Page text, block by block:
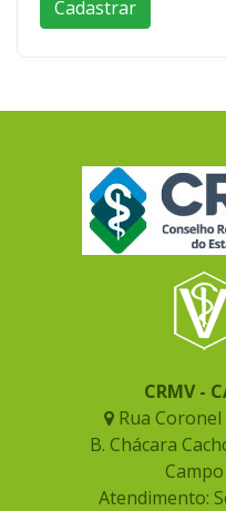
CRMV -
Rua Coronel
B. Chácara
Atendimento: